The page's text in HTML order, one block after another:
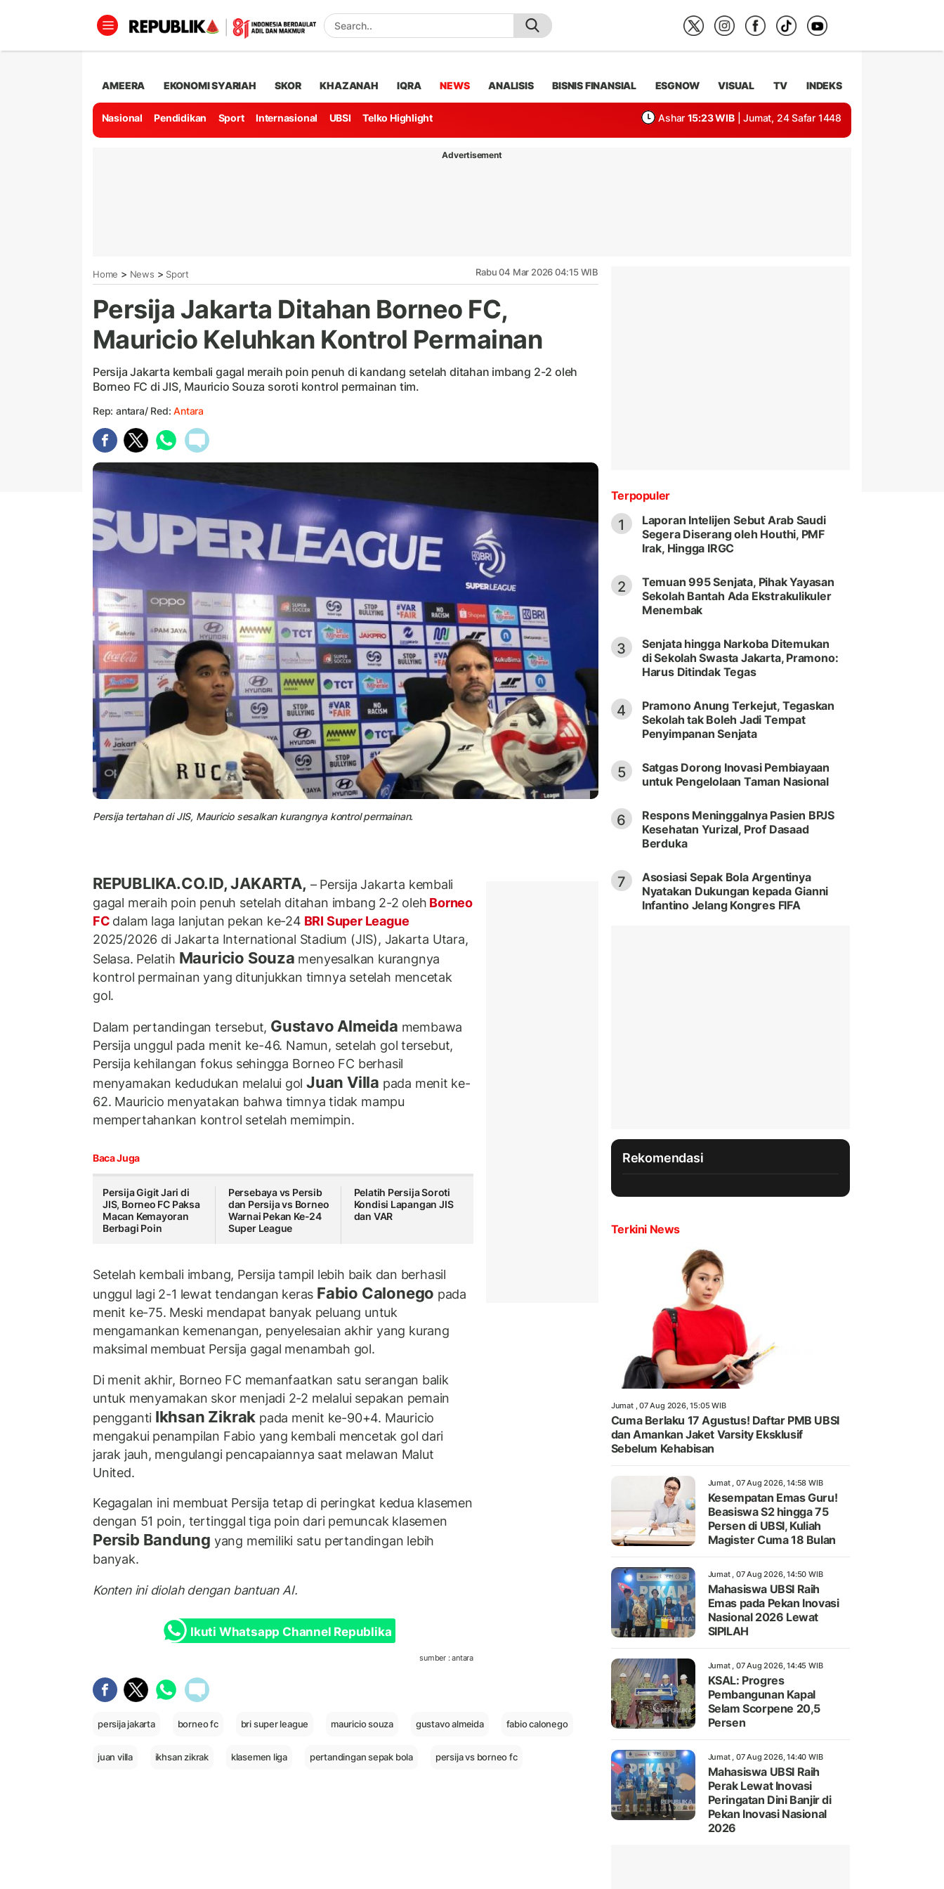
AMEERA EKONOMI SYARIAH SKOR KHAZANAH IQRA NEWS ANALISIS BISNIS FINANSIAL ESGNOW VISUAL TV INDEKS
Nasional Pendidikan Sport Internasional UBSI Telko Highlight Ashar 15:23 WIB | Jumat, 24 Safar 1448
Advertisement
Home > News > Sport Rabu 04 Mar 2026 04:15 WIB
Persija Jakarta Ditahan Borneo FC,
Mauricio Keluhkan Kontrol Permainan
Persija Jakarta kembali gagal meraih poin penuh di kandang setelah ditahan imbang 2-2 oleh
Borneo FC di JIS, Mauricio Souza soroti kontrol permainan tim.
Rep: antara/ Red:Antara
Persija tertahan di JIS, Mauricio sesalkan kurangnya kontrol permainan.
REPUBLIKA.CO.ID, JAKARTA, – Persija Jakarta kembali
gagal meraih poin penuh setelah ditahan imbang 2-2 oleh Borneo
FC dalam laga lanjutan pekan ke-24 BRI Super League
2025/2026 di Jakarta International Stadium (JIS), Jakarta Utara,
Selasa. Pelatih Mauricio Souza menyesalkan kurangnya
kontrol permainan yang ditunjukkan timnya setelah mencetak
gol.
Dalam pertandingan tersebut, Gustavo Almeida membawa
Persija unggul pada menit ke-46. Namun, setelah gol tersebut,
Persija kehilangan fokus sehingga Borneo FC berhasil
menyamakan kedudukan melalui golJuan Villa pada menit ke-
62. Mauricio menyatakan bahwa timnya tidak mampu
mempertahankan kontrol setelah memimpin.
Baca Juga
Persija Gigit Jari di
JIS, Borneo FC Paksa
Macan Kemayoran
Berbagi Poin
Persebaya vs Persib
dan Persija vs Borneo
Warnai Pekan Ke-24
Super League
Pelatih Persija Soroti
Kondisi Lapangan JIS
dan VAR
Setelah kembali imbang, Persija tampil lebih baik dan berhasil
unggul lagi 2-1 lewat tendangan keras Fabio Calonego pada
menit ke-75. Meski mendapat banyak peluang untuk
mengamankan kemenangan, penyelesaian akhir yang kurang
maksimal membuat Persija gagal menambah gol.
Di menit akhir, Borneo FC memanfaatkan satu serangan balik
untuk menyamakan skor menjadi 2-2 melalui sepakan pemain
pengganti Ikhsan Zikrak pada menit ke-90+4. Mauricio
mengakui penampilan Fabio yang kembali mencetak gol dari
jarak jauh, mengulangi pencapaiannya saat melawan Malut
United.
Kegagalan ini membuat Persija tetap di peringkat kedua klasemen
dengan 51 poin, tertinggal tiga poin dari pemuncak klasemen
Persib Bandung yang memiliki satu pertandingan lebih
banyak.
Konten ini diolah dengan bantuan AI.
Ikuti Whatsapp Channel Republika
sumber : antara
persija jakarta borneo fc bri super league mauricio souza gustavo almeida fabio calonego
juan villa ikhsan zikrak klasemen liga pertandingan sepak bola persija vs borneo fc
Terpopuler
1
Laporan Intelijen Sebut Arab Saudi
Segera Diserang oleh Houthi, PMF
Irak, Hingga IRGC
2
Temuan 995 Senjata, Pihak Yayasan
Sekolah Bantah Ada Ekstrakulikuler
Menembak
3
Senjata hingga Narkoba Ditemukan
di Sekolah Swasta Jakarta, Pramono:
Harus Ditindak Tegas
4
Pramono Anung Terkejut, Tegaskan
Sekolah tak Boleh Jadi Tempat
Penyimpanan Senjata
5
Satgas Dorong Inovasi Pembiayaan
untuk Pengelolaan Taman Nasional
6
Respons Meninggalnya Pasien BPJS
Kesehatan Yurizal, Prof Dasaad
Berduka
7
Asosiasi Sepak Bola Argentinya
Nyatakan Dukungan kepada Gianni
Infantino Jelang Kongres FIFA
Rekomendasi
Terkini News
Jumat , 07 Aug 2026, 15:05 WIB
Cuma Berlaku 17 Agustus! Daftar PMB UBSI
dan Amankan Jaket Varsity Eksklusif
Sebelum Kehabisan
Jumat , 07 Aug 2026, 14:58 WIB
Kesempatan Emas Guru!
Beasiswa S2 hingga 75
Persen di UBSI, Kuliah
Magister Cuma 18 Bulan
Jumat , 07 Aug 2026, 14:50 WIB
Mahasiswa UBSI Raih
Emas pada Pekan Inovasi
Nasional 2026 Lewat
SIPILAH
Jumat , 07 Aug 2026, 14:45 WIB
KSAL: Progres
Pembangunan Kapal
Selam Scorpene 20,5
Persen
Jumat , 07 Aug 2026, 14:40 WIB
Mahasiswa UBSI Raih
Perak Lewat Inovasi
Peringatan Dini Banjir di
Pekan Inovasi Nasional
2026